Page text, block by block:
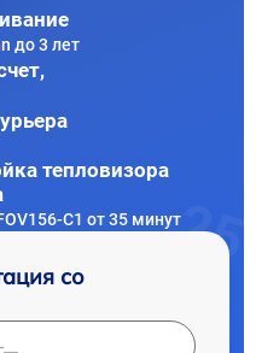
до 3 лет
тепловизора
C1 от 35 минут
со